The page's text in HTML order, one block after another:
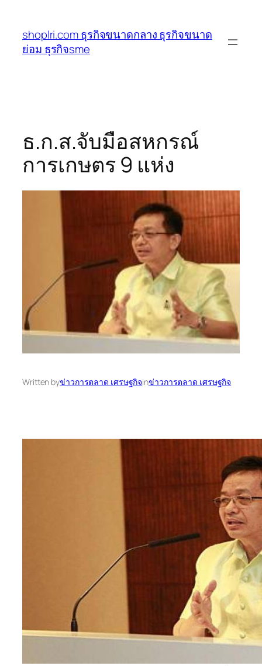
เนื้อหา
shoplri.com ธุรกิจขนาดกลาง ธุรกิจขนาด
ย่อม ธุรกิจsme
ธ.ก.ส.จับมือสหกรณ์
การเกษตร 9 แห่ง
Written byข่าวการตลาด เศรษฐกิจinข่าวการตลาด เศรษฐกิจ